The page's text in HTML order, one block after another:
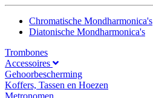
Chromatische Mondharmonica's
Diatonische Mondharmonica's
Trombones
Accessoires
Gehoorbescherming
Koffers, Tassen en Hoezen
Metronomen